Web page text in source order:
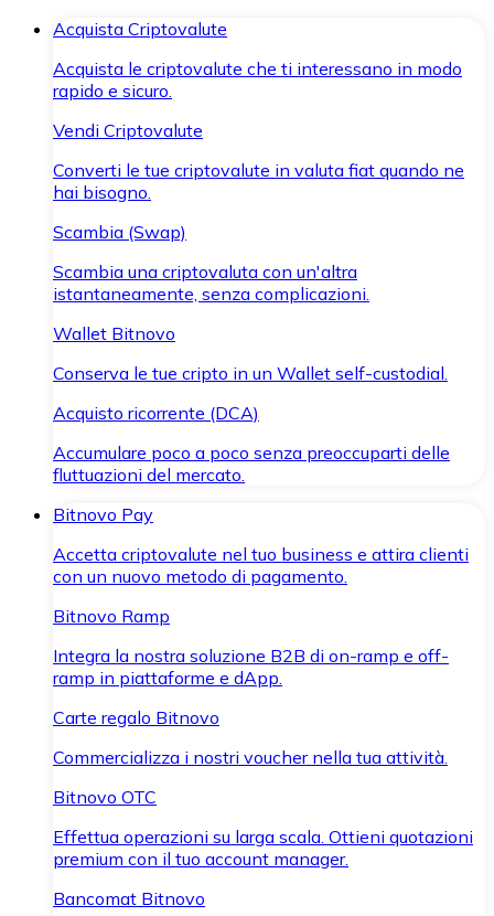
Acquista Criptovalute
Acquista le criptovalute che ti interessano in modo
rapido e sicuro.
Vendi Criptovalute
Converti le tue criptovalute in valuta fiat quando ne
hai bisogno.
Scambia (Swap)
Scambia una criptovaluta con un'altra
istantaneamente, senza complicazioni.
Wallet Bitnovo
Conserva le tue cripto in un Wallet self-custodial.
Acquisto ricorrente (DCA)
Accumulare poco a poco senza preoccuparti delle
fluttuazioni del mercato.
Bitnovo Pay
Accetta criptovalute nel tuo business e attira clienti
con un nuovo metodo di pagamento.
Bitnovo Ramp
Integra la nostra soluzione B2B di on-ramp e off-
ramp in piattaforme e dApp.
Carte regalo Bitnovo
Commercializza i nostri voucher nella tua attività.
Bitnovo OTC
Effettua operazioni su larga scala. Ottieni quotazioni
premium con il tuo account manager.
Bancomat Bitnovo